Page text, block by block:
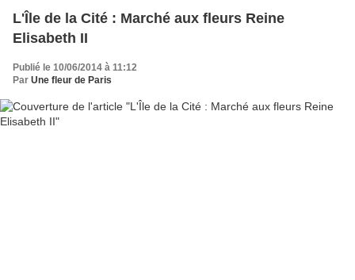
L'Île de la Cité : Marché aux fleurs Reine
Elisabeth II
Publié le 10/06/2014 à 11:12
Par Une fleur de Paris